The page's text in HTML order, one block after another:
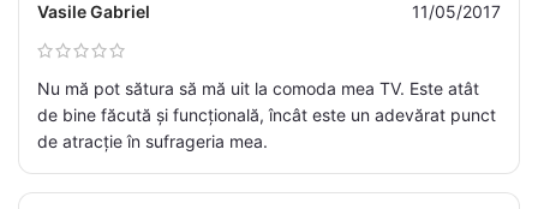
Vasile Gabriel 11/05/2017
Nu mă pot sătura să mă uit la comoda mea TV. Este atât
de bine făcută și funcțională, încât este un adevărat punct
de atracție în sufrageria mea.